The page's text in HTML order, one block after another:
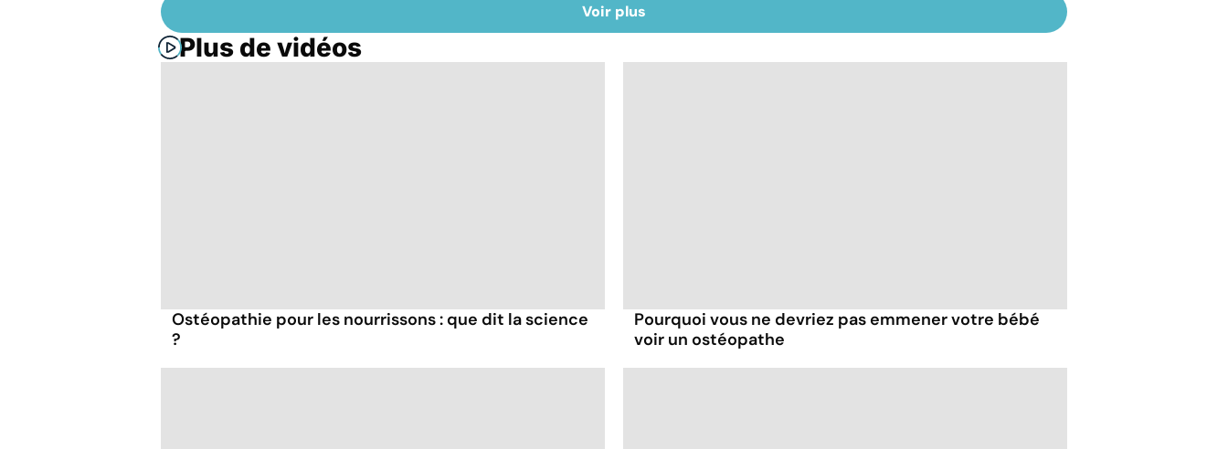
Voir plus
Plus de vidéos
Ostéopathie pour les nourrissons : que dit la science
?
Pourquoi vous ne devriez pas emmener votre bébé
voir un ostéopathe